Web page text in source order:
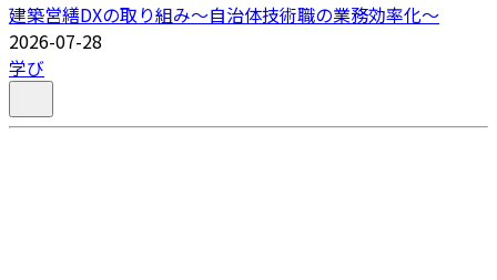
建築営繕DXの取り組み～自治体技術職の業務効率化～
2026-07-28
学び